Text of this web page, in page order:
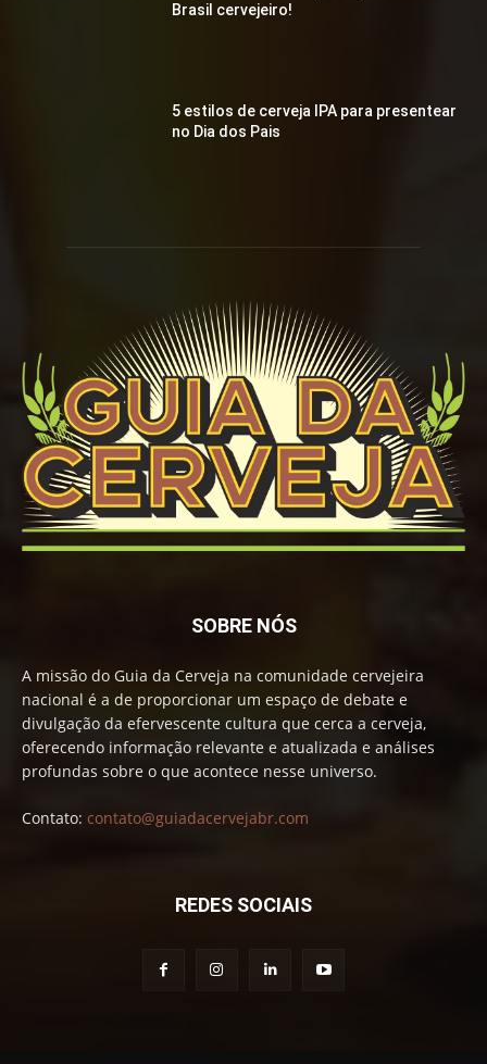
Brasil cervejeiro!
5 estilos de cerveja IPA para presentear
no Dia dos Pais
SOBRE NÓS
A missão do Guia da Cerveja na comunidade cervejeira
nacional é a de proporcionar um espaço de debate e
divulgação da efervescente cultura que cerca a cerveja,
oferecendo informação relevante e atualizada e análises
profundas sobre o que acontece nesse universo.
Contato: contato@guiadacervejabr.com
REDES SOCIAIS